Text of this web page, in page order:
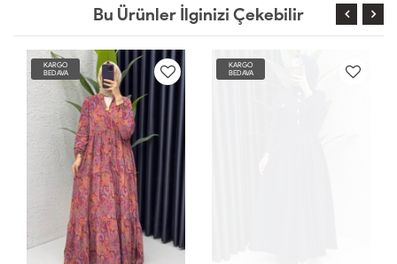
Bu Ürünler İlginizi Çekebilir
KARGO
BEDAVA
KARGO
BEDAVA